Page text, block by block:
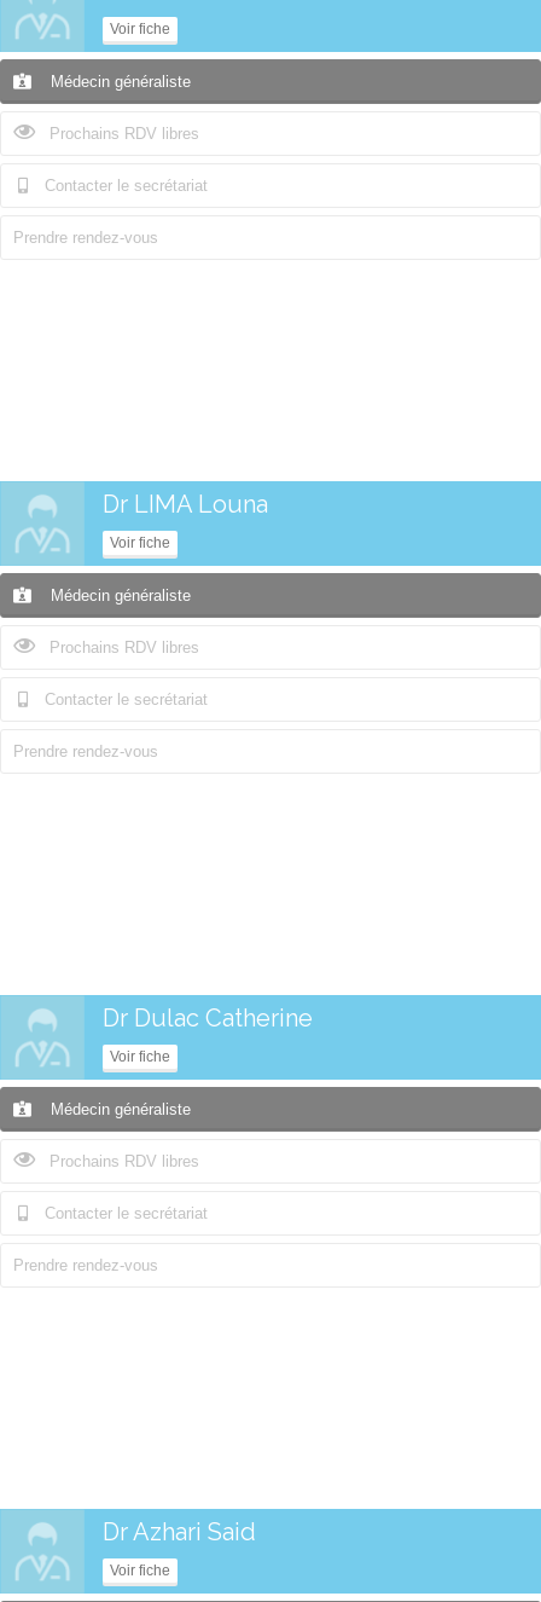
Voir fiche
Médecin généraliste
Prochains RDV libres
Contacter le secrétariat
Prendre rendez-vous
Dr LIMA Louna
Voir fiche
Médecin généraliste
Prochains RDV libres
Contacter le secrétariat
Prendre rendez-vous
Dr Dulac Catherine
Voir fiche
Médecin généraliste
Prochains RDV libres
Contacter le secrétariat
Prendre rendez-vous
Dr Azhari Said
Voir fiche